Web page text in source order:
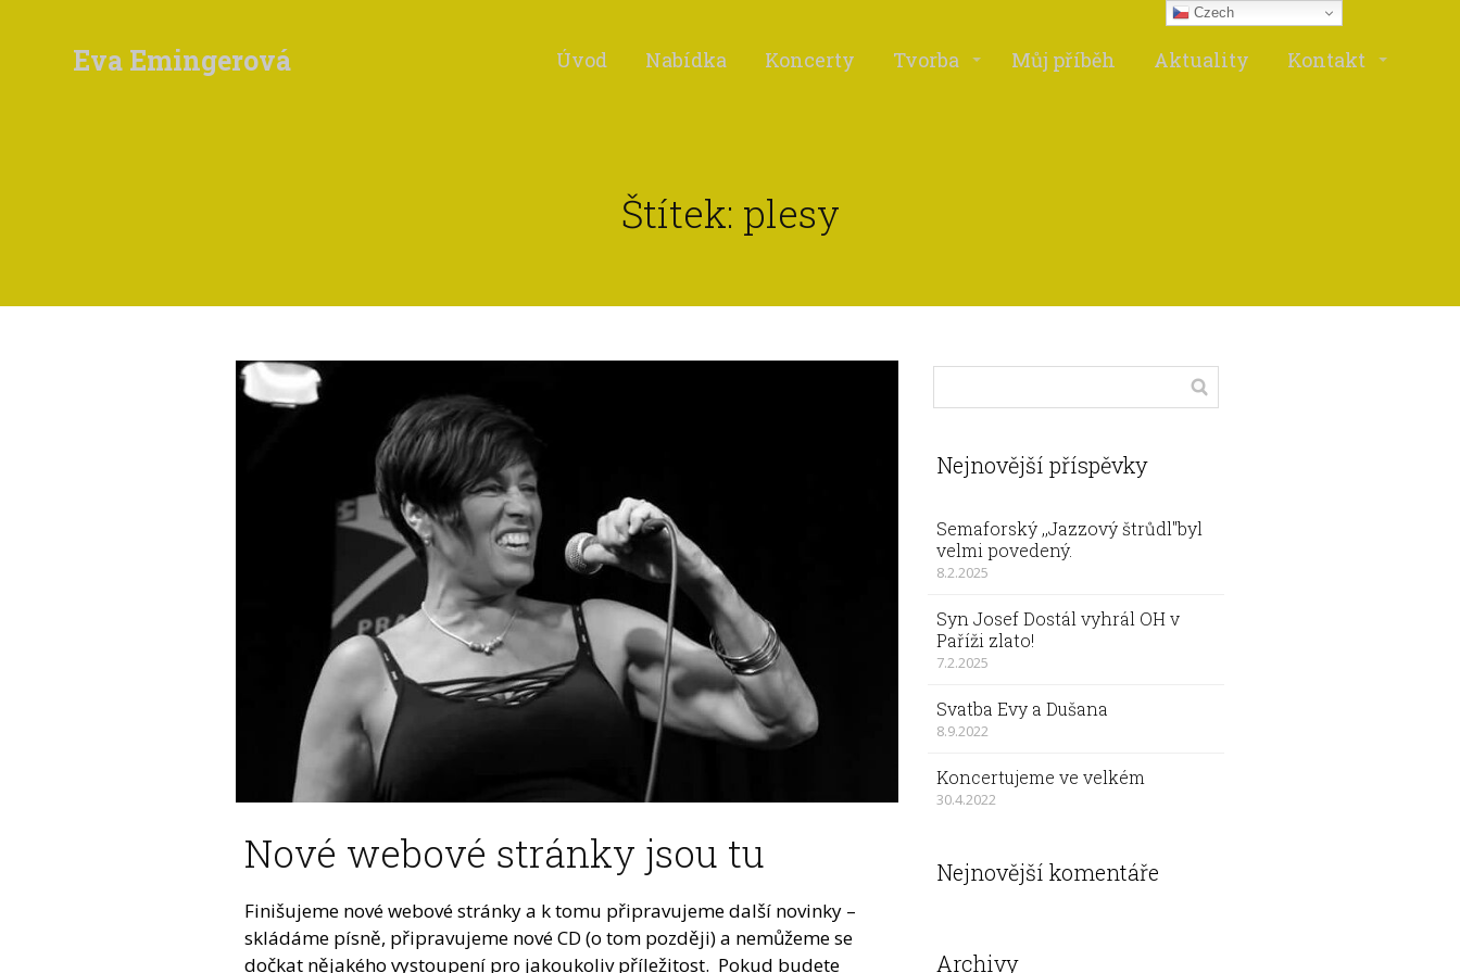
Eva Emingerová Úvod Nabídka Koncerty Tvorba Můj příběh Aktuality Kontakt
Štítek: plesy
Nové webové stránky jsou tu
Finišujeme nové webové stránky a k tomu připravujeme další novinky –
skládáme písně, připravujeme nové CD (o tom později) a nemůžeme se
dočkat nějakého vystoupení pro jakoukoliv příležitost. Pokud budete
Nejnovější příspěvky
Semaforský ,,Jazzový štrůdl"byl
velmi povedený.
8.2.2025
Syn Josef Dostál vyhrál OH v
Paříži zlato!
7.2.2025
Svatba Evy a Dušana
8.9.2022
Koncertujeme ve velkém
30.4.2022
Nejnovější komentáře
Archivy
Czech